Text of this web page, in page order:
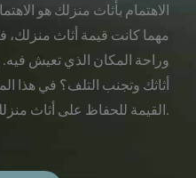
الاهتمام بأثاث منزلك هو
مهما كانت قيمة أثاث منزلك،
وراحة المكان الذي تعيش
أثاثك وتجنب التلف؟ في هذا
القيمة للحفاظ على أثاث منزلك بحالة جيدة وتجنب التلف.